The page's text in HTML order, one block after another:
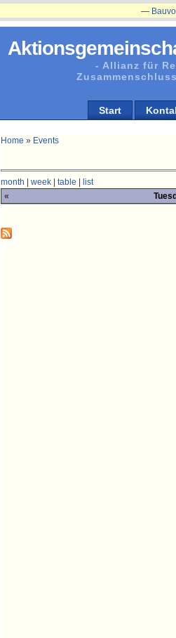
- Allianz für
Start
Home » Events
month week| table
list
«